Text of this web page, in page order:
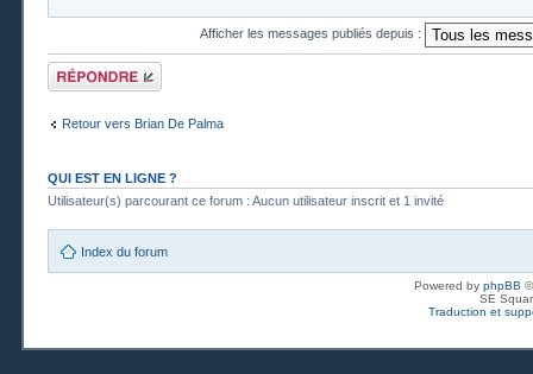
Afficher les messages publiés depuis :
Publier une
réponse
Retour vers Brian De Palma
QUI EST EN LIGNE ?
Utilisateur(s) parcourant ce forum : Aucun utilisateur inscrit et 1 invité
Index du forum
Powered by phpBB
SE
Traduction et